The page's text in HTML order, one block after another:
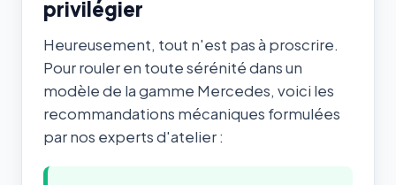
privilégier
Heureusement, tout n'est pas à proscrire.
Pour rouler en toute sérénité dans un
modèle de la gamme Mercedes, voici les
recommandations mécaniques formulées
par nos experts d'atelier :